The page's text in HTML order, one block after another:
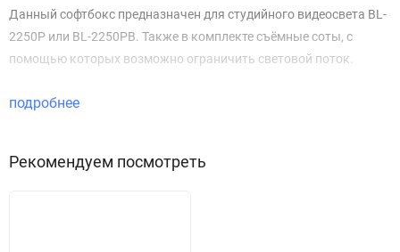
Данный софтбокс предназначен для студийного видеосвета BL-
2250P или BL-2250PB. Также в комплекте съёмные соты, с
помощью которых возможно ограничить световой поток.
подробнее
Рекомендуем посмотреть